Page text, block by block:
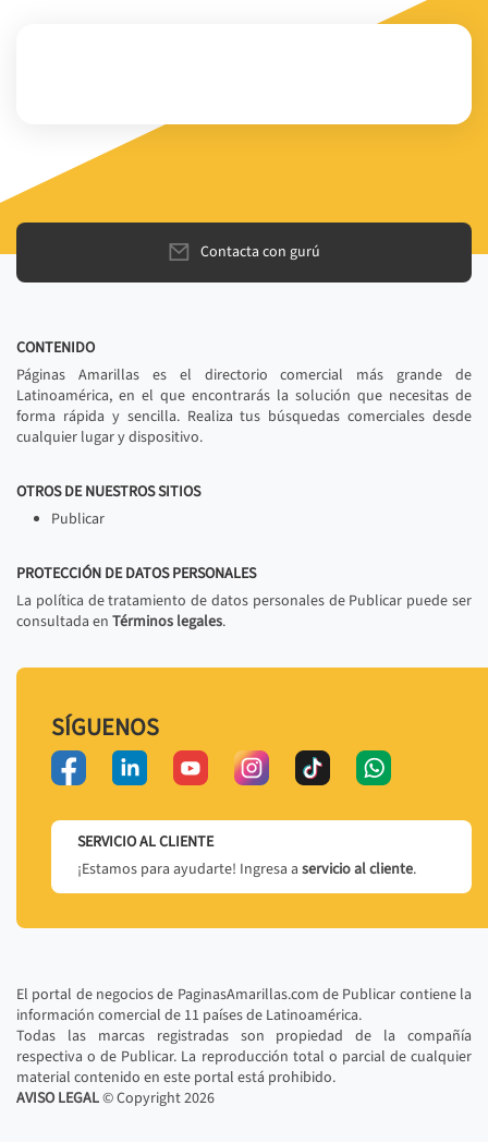
Contacta con gurú
CONTENIDO
Páginas Amarillas es el directorio comercial más grande de
Latinoamérica, en el que encontrarás la solución que necesitas de
forma rápida y sencilla. Realiza tus búsquedas comerciales desde
cualquier lugar y dispositivo.
OTROS DE NUESTROS SITIOS
Publicar
PROTECCIÓN DE DATOS PERSONALES
La política de tratamiento de datos personales de Publicar puede ser
consultada en Términos legales.
SÍGUENOS
SERVICIO AL CLIENTE
¡Estamos para ayudarte! Ingresa a servicio al cliente.
El portal de negocios de PaginasAmarillas.com de Publicar contiene la
información comercial de 11 países de Latinoamérica.
Todas las marcas registradas son propiedad de la compañía
respectiva o de Publicar. La reproducción total o parcial de cualquier
material contenido en este portal está prohibido.
AVISO LEGAL© Copyright2026